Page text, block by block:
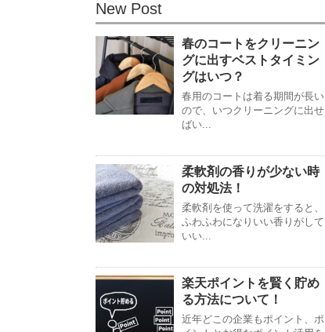
New Post
春のコートをクリーニン
グに出すベストタイミン
グはいつ？
春用のコートは着る期間が長い
ので、いつクリーニングに出せ
ばい...
柔軟剤の香りが少ない時
の対処法！
柔軟剤を使って洗濯をすると、
ふわふわになりいい香りがして
いい...
楽天ポイントを賢く貯め
る方法について！
近年どこの企業もポイント、ポ